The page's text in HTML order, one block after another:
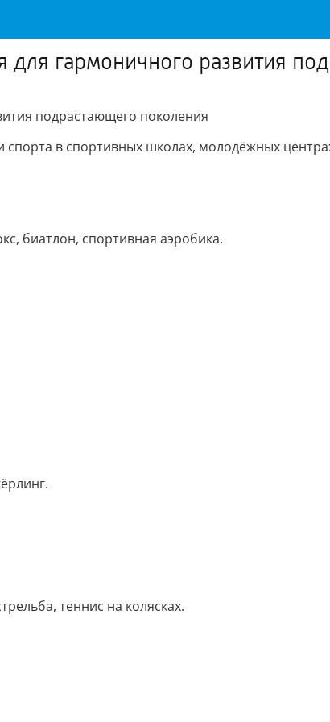
гармоничного развития
подрастающего поколения
в спортивных школах, молодёжных
биатлон, спортивная аэробика.
теннис на колясках.